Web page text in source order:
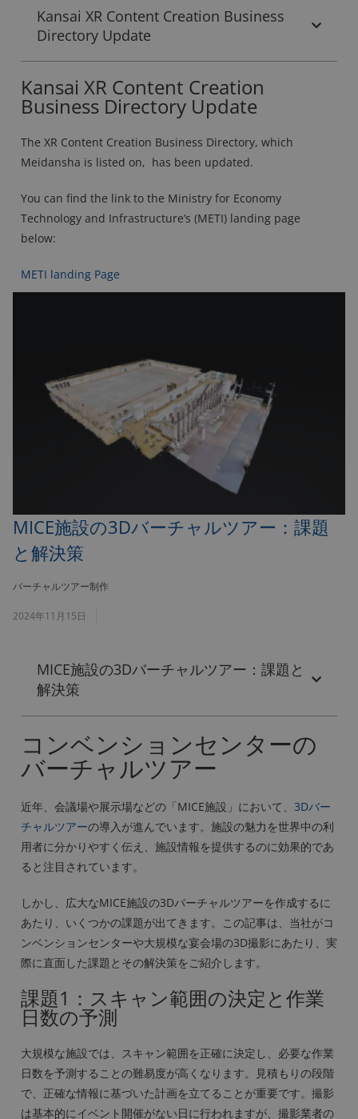
Kansai XR Content Creation Business
Directory Update
Kansai XR Content Creation
Business Directory Update
The XR Content Creation Business Directory, which
Meidansha is listed on, has been updated.
You can find the link to the Ministry for Economy
Technology and Infrastructure’s (METI) landing page
below:
METI landing Page
MICE施設の3Dバーチャルツアー：課題
と解決策
バーチャルツアー制作
2024年11月15日
MICE施設の3Dバーチャルツアー：課題と
解決策
コンベンションセンターの
バーチャルツアー
近年、会議場や展示場などの「MICE施設」において、 3Dバー
チャルツアーの導入が進んでいます。施設の魅力を世界中の利
用者に分かりやすく伝え、施設情報を提供するのに効果的であ
ると注目されています。
しかし、広大なMICE施設の3Dバーチャルツアーを作成するに
あたり、いくつかの課題が出てきます。この記事は、当社がコ
ンベンションセンターや大規模な宴会場の3D撮影にあたり、実
際に直面した課題とその解決策をご紹介します。
課題1：スキャン範囲の決定と作業
日数の予測
大規模な施設では、スキャン範囲を正確に決定し、必要な作業
日数を予測することの難易度が高くなります。見積もりの段階
で、正確な情報に基づいた計画を立てることが重要です。撮影
は基本的にイベント開催がない日に行われますが、撮影業者の